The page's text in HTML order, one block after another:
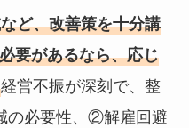
ど、改善策を十分講
要があるなら、応じ
経営不振が深刻で、整
の必要性、②解雇回避